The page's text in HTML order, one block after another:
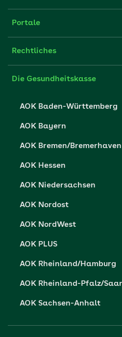
FAQ
Websitenutzung
Struktur & Verwaltung
Partner der AOK
Portale
Fachportal für Arbeitgeber
Presse- und Politikportal
Vertriebspartner-Service
Rechtliches
Impressum
Die Gesundheitskasse
AOK Baden-Württemberg
AOK Bayern
AOK Bremen/Bremerhaven
AOK Hessen
AOK Niedersachsen
AOK Nordost
AOK NordWest
AOK PLUS
AOK Rheinland/Hamburg
AOK Rheinland-Pfalz/
AOK Sachsen-Anhalt